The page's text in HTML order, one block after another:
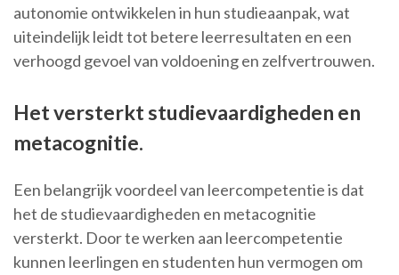
autonomie ontwikkelen in hun studieaanpak, wat
uiteindelijk leidt tot betere leerresultaten en een
verhoogd gevoel van voldoening en zelfvertrouwen.
Het versterkt studievaardigheden en
metacognitie.
Een belangrijk voordeel van leercompetentie is dat
het de studievaardigheden en metacognitie
versterkt. Door te werken aan leercompetentie
kunnen leerlingen en studenten hun vermogen om